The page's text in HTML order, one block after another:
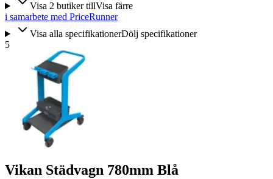
Visa 2 butiker tillVisa färre
i samarbete med PriceRunner
Visa alla specifikationerDölj specifikationer
5
Vikan Städvagn 780mm Blå